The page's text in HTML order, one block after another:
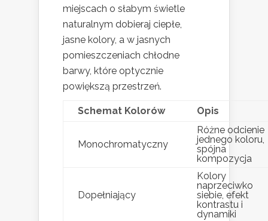
miejscach o słabym świetle
naturalnym dobieraj ciepłe,
jasne kolory, a w jasnych
pomieszczeniach chłodne
barwy, które optycznie
powiększą przestrzeń.
Schemat Kolorów Opis
Monochromatyczny
Różne odcienie
jednego koloru,
spójna
kompozycja
Dopełniający
Kolory
naprzeciwko
siebie, efekt
kontrastu i
dynamiki